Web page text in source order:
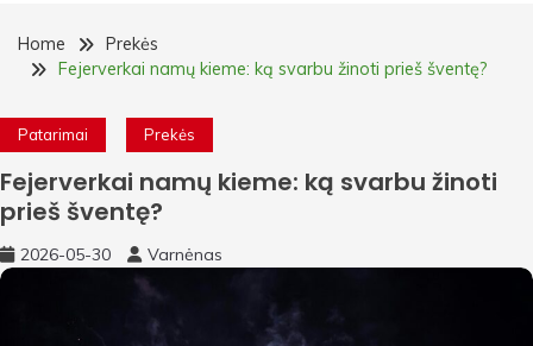
Home
Prekės
Fejerverkai namų kieme: ką svarbu žinoti prieš šventę?
Patarimai Prekės
Fejerverkai namų kieme: ką svarbu žinoti
prieš šventę?
2026-05-30 Varnėnas